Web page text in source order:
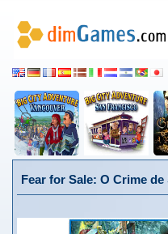
Fear for Sale: O Crime